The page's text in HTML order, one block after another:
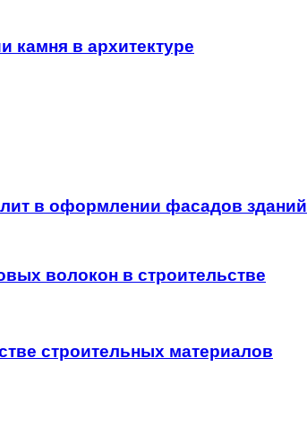
камня в архитектуре
в оформлении фасадов зданий
волокон в строительстве
строительных материалов